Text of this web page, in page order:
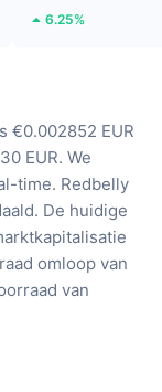
6.25%
€0.002852 EUR
EUR. We
time. Redbelly
De huidige
omloop van
van